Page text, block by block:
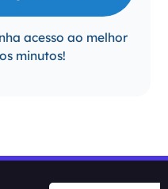
acesso ao melhor
minutos!